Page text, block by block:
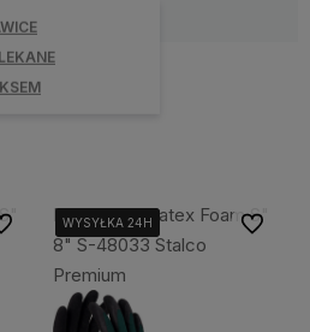
ulubionychRękawice "Latex Foam S"
8" S-48033 Stalco
Premium
WYSYŁKA 24H
WYSYŁKA 24H
WYSYŁKA 24H Do